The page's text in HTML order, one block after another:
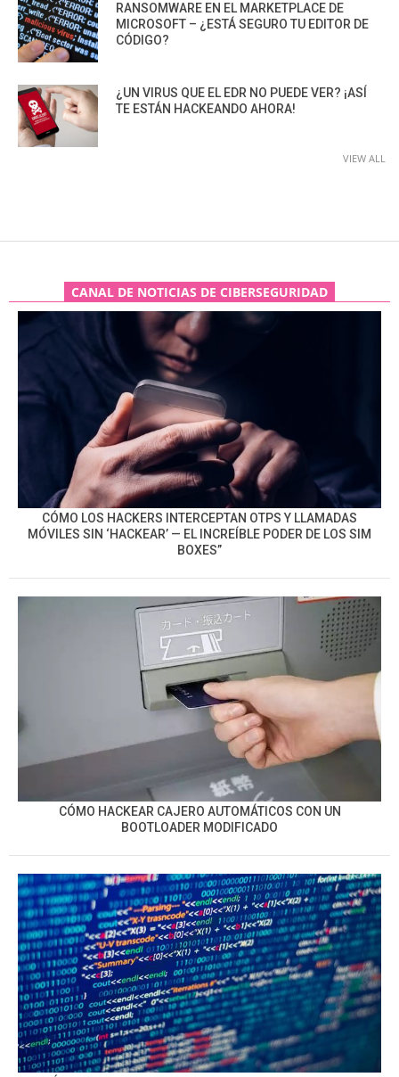
RANSOMWARE EN EL MARKETPLACE DE
MICROSOFT – ¿ESTÁ SEGURO TU EDITOR DE
CÓDIGO?
¿UN VIRUS QUE EL EDR NO PUEDE VER? ¡ASÍ
TE ESTÁN HACKEANDO AHORA!
VIEW ALL
CANAL DE NOTICIAS DE CIBERSEGURIDAD
CÓMO LOS HACKERS INTERCEPTAN OTPS Y LLAMADAS
MÓVILES SIN ‘HACKEAR’ — EL INCREÍBLE PODER DE LOS SIM
BOXES”
CÓMO HACKEAR CAJERO AUTOMÁTICOS CON UN
BOOTLOADER MODIFICADO